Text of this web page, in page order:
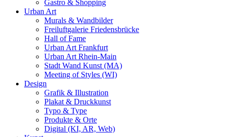
Gastro & Shopping
Urban Art
Murals & Wandbilder
Freiluftgalerie Friedensbrücke
Hall of Fame
Urban Art Frankfurt
Urban Art Rhein-Main
Stadt Wand Kunst (MA)
Meeting of Styles (WI)
Design
Grafik & Illustration
Plakat & Druckkunst
Typo & Type
Produkte & Orte
Digital (KI, AR, Web)